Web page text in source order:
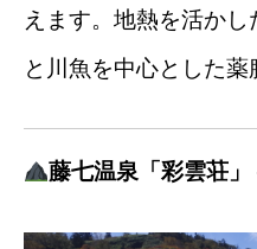
えます。地熱を活か
と川魚を中心とした薬
藤七温泉「彩雲荘